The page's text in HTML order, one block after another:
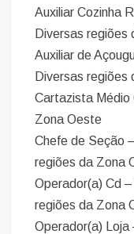
Auxiliar Cozinha
Diversas regiões
Auxiliar de
Diversas regiões
Cartazista Médio
Zona Oeste
Chefe de Seção
regiões da Zona
Operador(a) Cd
regiões da Zona
Operador(a)